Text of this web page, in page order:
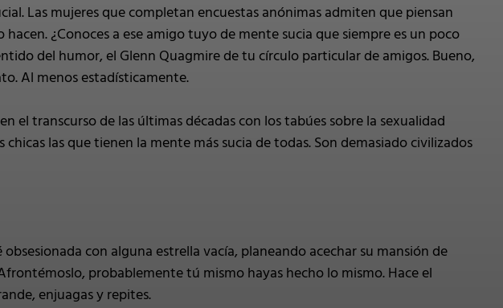
Las mujeres que completan encuestas anónimas admiten que piensan
¿Conoces a ese amigo tuyo de mente sucia que siempre es un poco
del humor, el Glenn Quagmire de tu círculo particular de amigos. Bueno,
Al menos estadísticamente.
el transcurso de las últimas décadas con los tabúes sobre la sexualidad
las que tienen la mente más sucia de todas. Son demasiado civilizados
con alguna estrella vacía, planeando acechar su mansión de
probablemente tú mismo hayas hecho lo mismo. Hace el
enjuagas y repites.